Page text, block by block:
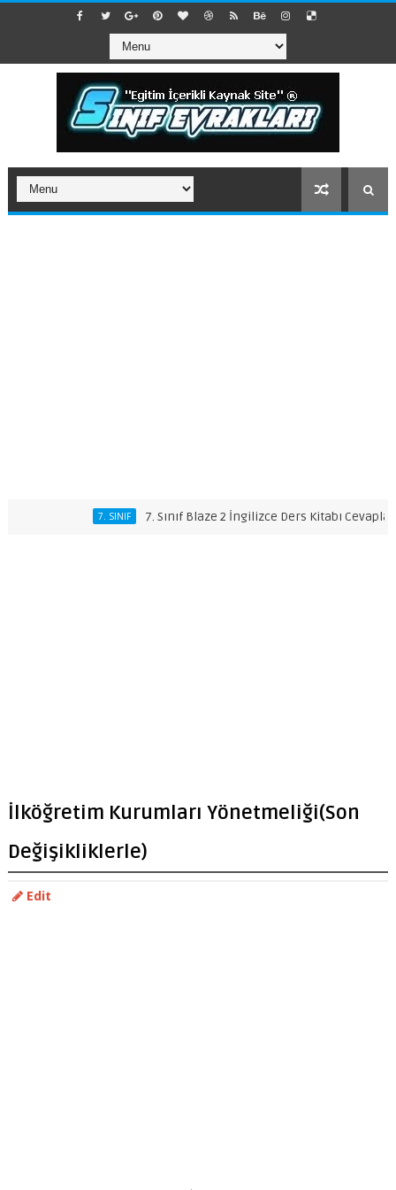
7. SINIF 7. Sınıf Blaze 2 İngilizce Ders Kitabı Cevapları
İlköğretim Kurumları Yönetmeliği(Son
Değişikliklerle)
Edit